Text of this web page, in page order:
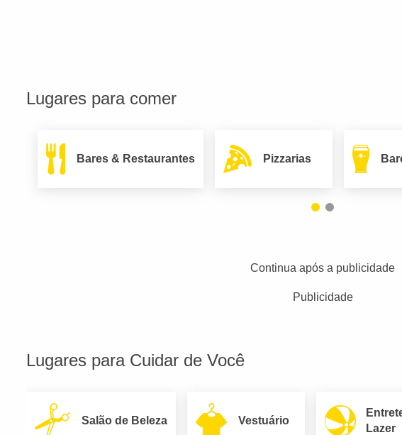
Lugares para comer
Bares & Restaurantes Pizzarias
Continua após a publicidade
Publicidade
Lugares para Cuidar de Você
Salão de Beleza Vestuário
Lazer